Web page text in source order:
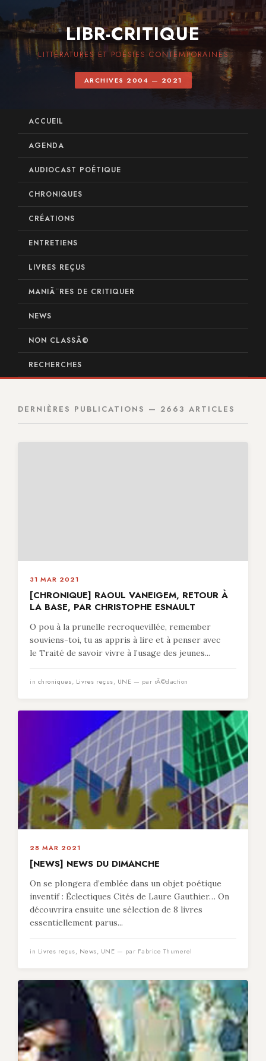
LIBR-CRITIQUE
LITTÉRATURES ET POÉSIES CONTEMPORAINES
ARCHIVES 2004 — 2021
ACCUEIL
AGENDA
AUDIOCAST POÉTIQUE
CHRONIQUES
CRÉATIONS
ENTRETIENS
LIVRES REÇUS
MANIÃ¨RES DE CRITIQUER
NEWS
NON CLASSÃ©
RECHERCHES
DERNIÈRES PUBLICATIONS — 2663 ARTICLES
31 MAR 2021
[CHRONIQUE] RAOUL VANEIGEM, RETOUR À
LA BASE, PAR CHRISTOPHE ESNAULT
O pou à la prunelle recroquevillée, remember
souviens-toi, tu as appris à lire et à penser avec
le Traité de savoir vivre à l’usage des jeunes...
in chroniques, Livres reçus, UNE — par rÃ©daction
28 MAR 2021
[NEWS] NEWS DU DIMANCHE
On se plongera d’emblée dans un objet poétique
inventif : Éclectiques Cités de Laure Gauthier… On
découvrira ensuite une sélection de 8 livres
essentiellement parus...
in Livres reçus, News, UNE — par Fabrice Thumerel